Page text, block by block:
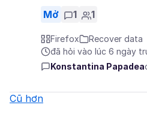
Mở 1 1
Firefox
Recover data
đã hỏi vào lúc 6 ngày
Konstantina Papadea
Cũ hơn